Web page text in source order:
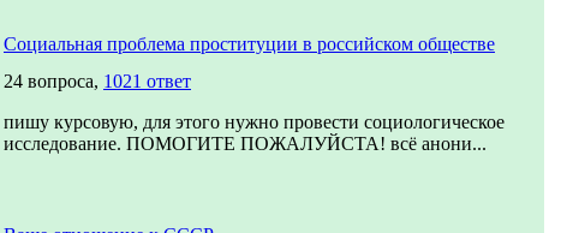
Социальная проблема проституции в российском обществе
24 вопроса, 1021 ответ
пишу курсовую, для этого нужно провести социологическое
исследование. ПОМОГИТЕ ПОЖАЛУЙСТА! всё анони...